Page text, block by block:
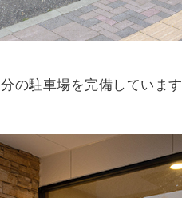
の駐車場を完備しています